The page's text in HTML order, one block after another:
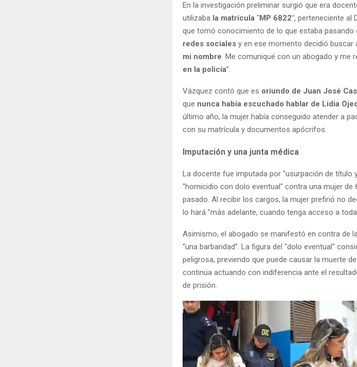
En la investigación preliminar surgió que era
utilizaba la matrícula " MP 6822", perteneciente al
que tomó conocimiento de lo que estaba pasando
redes sociales y en ese momento decidió buscar
mi nombre. Me comuniqué con un abogado y me
en la policía”.
Vázquez contó que es oriundo de Juan José
que nunca había escuchado hablar de Lidia
último año, la mujer había conseguido atender a
con su matrícula y documentos apócrifos.
Imputación y una junta médica
La docente fue imputada por "usurpación de título
"homicidio con dolo eventual" contra una mujer de
pasado. Al recibir los cargos, la mujer prefirió no
lo hará "más adelante, cuando tenga acceso a
Asimismo, el abogado se manifestó en contra de
“una barbaridad”. La figura del "dolo eventual"
peligrosa, previendo que puede causar la muerte
continúa actuando con indiferencia ante el
de prisión.